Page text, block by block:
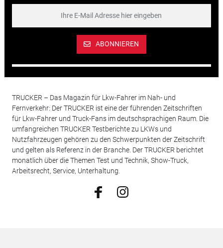
ABONNIEREN
TRUCKER – Das Magazin für Lkw-Fahrer im Nah- und
Fernverkehr: Der TRUCKER ist eine der führenden Zeitschriften
für Lkw-Fahrer und Truck-Fans im deutschsprachigen Raum. Die
umfangreichen TRUCKER Testberichte zu LKWs und
Nutzfahrzeugen gehören zu den Schwerpunkten der Zeitschrift
und gelten als Referenz in der Branche. Der TRUCKER berichtet
monatlich über die Themen Test und Technik, Show-Truck,
Arbeitsrecht, Service, Unterhaltung.